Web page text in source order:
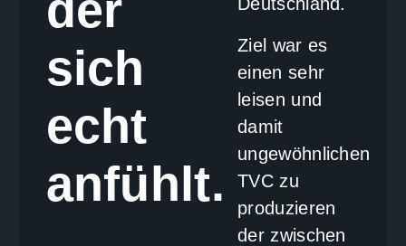
sich
echt
anfühlt.
Ziel war es
einen sehr
leisen und
damit
ungewöhnlichen
TVC zu
produzieren
der zwischen